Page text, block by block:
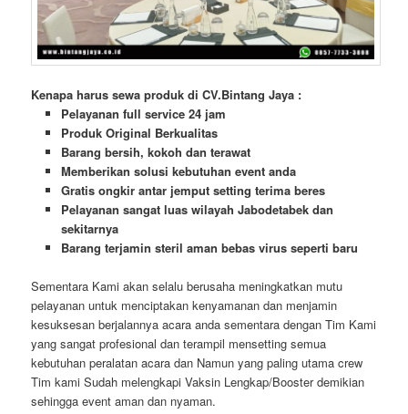
Kenapa harus sewa produk di CV.Bintang Jaya :
Pelayanan full service 24 jam
Produk Original Berkualitas
Barang bersih, kokoh dan terawat
Memberikan solusi kebutuhan event anda
Gratis ongkir antar jemput setting terima beres
Pelayanan sangat luas wilayah Jabodetabek dan
sekitarnya
Barang terjamin steril aman bebas virus seperti baru
Sementara Kami akan selalu berusaha meningkatkan mutu
pelayanan untuk menciptakan kenyamanan dan menjamin
kesuksesan berjalannya acara anda sementara dengan Tim Kami
yang sangat profesional dan terampil mensetting semua
kebutuhan peralatan acara dan Namun yang paling utama crew
Tim kami Sudah melengkapi Vaksin Lengkap/Booster demikian
sehingga event aman dan nyaman.